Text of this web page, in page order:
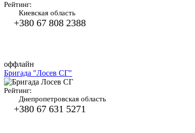
Рейтинг:
Киевская область
+380 67 808 2388
оффлайн
Бригада "Лосев СГ"
Рейтинг:
Днепропетровская область
+380 67 631 5271